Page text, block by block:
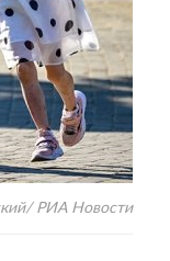
РИА Новости